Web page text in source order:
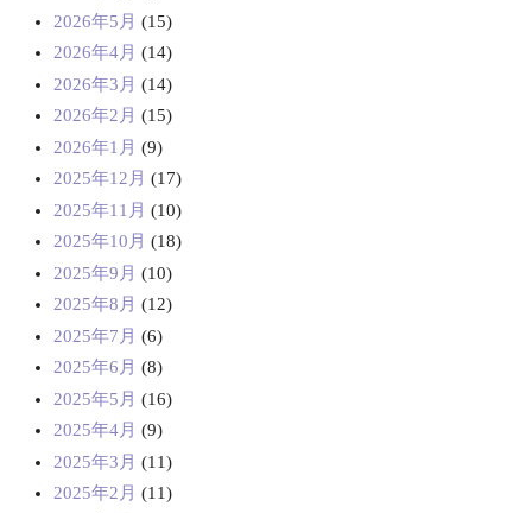
2026年5月 (15)
2026年4月 (14)
2026年3月 (14)
2026年2月 (15)
2026年1月 (9)
2025年12月 (17)
2025年11月 (10)
2025年10月 (18)
2025年9月 (10)
2025年8月 (12)
2025年7月 (6)
2025年6月 (8)
2025年5月 (16)
2025年4月 (9)
2025年3月 (11)
2025年2月 (11)